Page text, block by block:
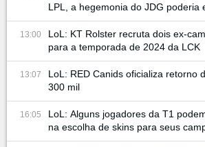
LPL, a hegemonia do JDG poderia
13:00
LoL: KT Rolster recruta dois ex-
para a temporada de 2024 da LCK
13:07
LoL: RED Canids oficializa retorno
300 mil
16:05
LoL: Alguns jogadores da T1
na escolha de skins para seus